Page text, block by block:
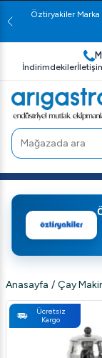
Öztiryakiler Marka
İndirimdekiler
Anasayfa / Çay
Ücretsiz
Kargo